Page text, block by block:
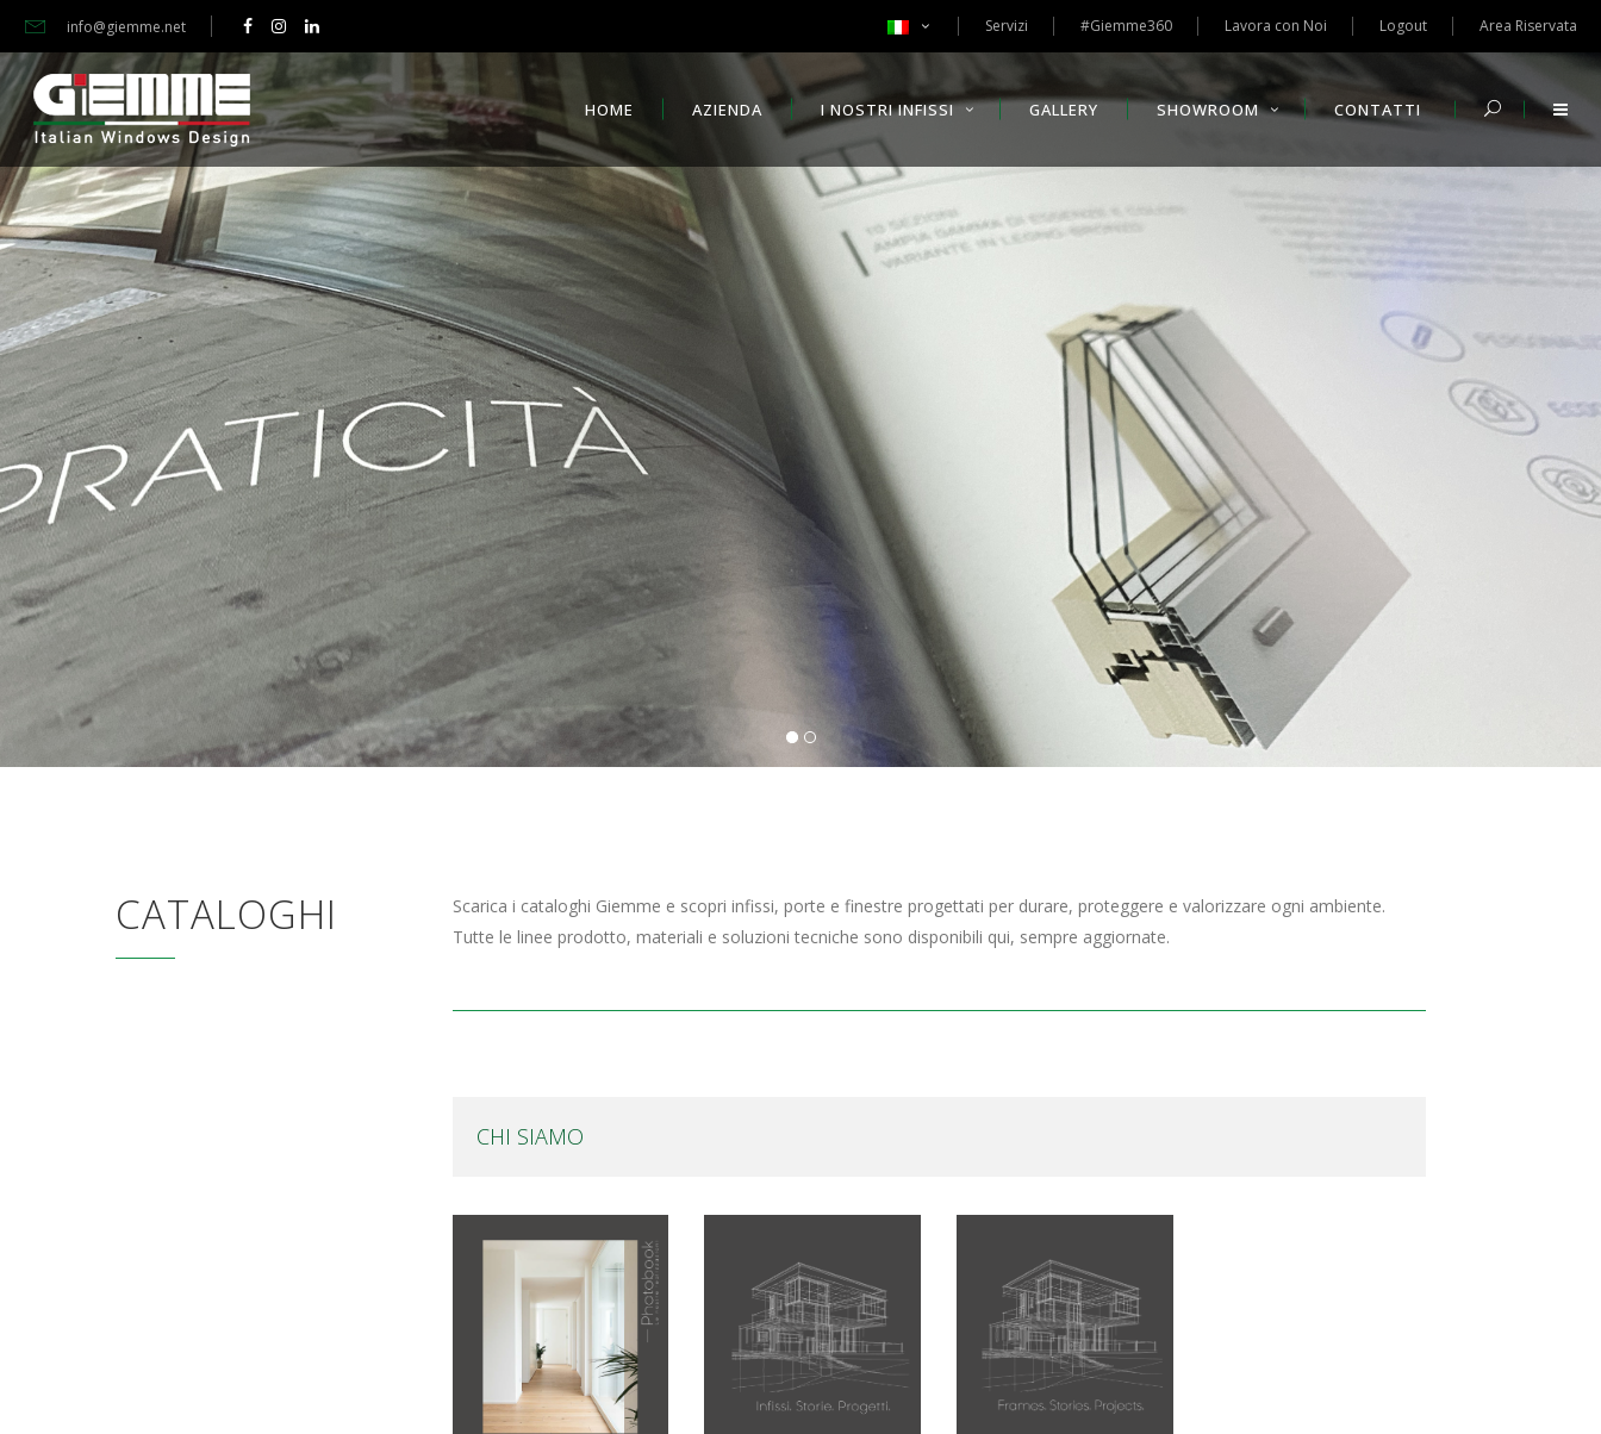
info@giemme.net Servizi #Giemme360 Lavora con Noi Logout Area Riservata
HOME AZIENDA I NOSTRI INFISSI GALLERY SHOWROOM CONTATTI
CATALOGHI
Scarica i cataloghi Giemme e scopri infissi, porte e finestre progettati per durare, proteggere e valorizzare ogni ambiente.
Tutte le linee prodotto, materiali e soluzioni tecniche sono disponibili qui, sempre aggiornate.
CHI SIAMO